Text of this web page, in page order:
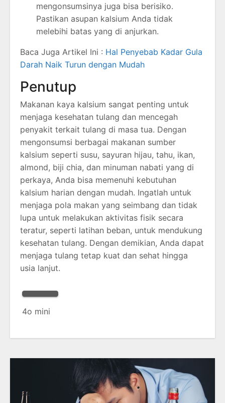
mengonsumsinya juga bisa berisiko.
Pastikan asupan kalsium Anda tidak
melebihi batas yang di anjurkan.
Baca Juga Artikel Ini : Hal Penyebab Kadar Gula
Darah Naik Turun dengan Mudah
Penutup
Makanan kaya kalsium sangat penting untuk
menjaga kesehatan tulang dan mencegah
penyakit terkait tulang di masa tua. Dengan
mengonsumsi berbagai makanan sumber
kalsium seperti susu, sayuran hijau, tahu, ikan,
almond, biji chia, dan minuman nabati yang di
perkaya, Anda bisa memenuhi kebutuhan
kalsium harian dengan mudah. Ingatlah untuk
menjaga pola makan yang seimbang dan tidak
lupa untuk melakukan aktivitas fisik secara
teratur, seperti latihan beban, untuk mendukung
kesehatan tulang. Dengan demikian, Anda dapat
menjaga tulang tetap kuat dan sehat hingga
usia lanjut.
4o mini